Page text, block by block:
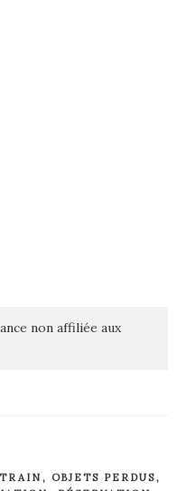
non affiliée aux
, OBJETS PERDUS,